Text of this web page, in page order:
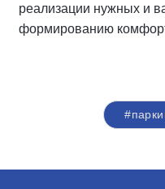
реализации нужных и
формированию